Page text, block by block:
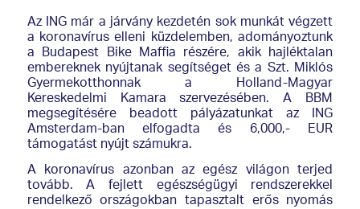
Az ING már a járvány kezdetén sok munkát végzett
a koronavírus elleni küzdelemben, adományoztunk
a Budapest Bike Maffia részére, akik hajléktalan
embereknek nyújtanak segítséget és a Szt. Miklós
Gyermekotthonnak a Holland-Magyar
Kereskedelmi Kamara szervezésében. A BBM
megsegítésére beadott pályázatunkat az ING
Amsterdam-ban elfogadta és 6,000,- EUR
támogatást nyújt számukra.
A koronavírus azonban az egész világon terjed
tovább. A fejlett egészségügyi rendszerekkel
rendelkező országokban tapasztalt erős nyomás